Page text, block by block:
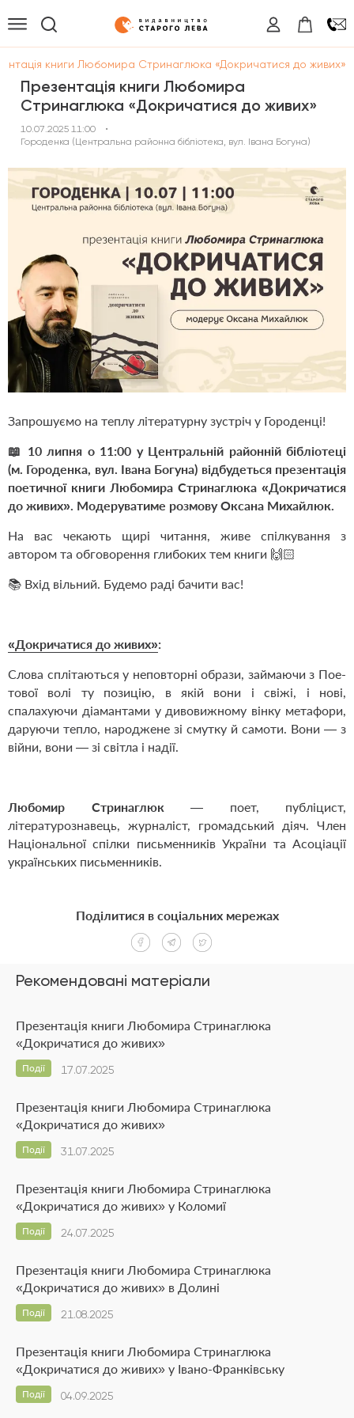
книги Любомира Стринаглюка «Докричатися до живих»
Презентація книги Любомира
Стринаглюка «Докричатися до живих»
10.07.2025 11:00
•
Городенка (Центральна районна бібліотека, вул. Івана Богуна)
Запрошуємо на теплу літературну зустріч у Городенці!
📖 10 липня о 11:00 у Центральній районній бібліотеці
(м. Городенка, вул. Івана Богуна) відбудеться презентація
поетичної книги Любомира Стринаглюка «Докричатися
до живих». Модеруватиме розмову Оксана Михайлюк.
На вас чекають щирі читання, живе спілкування з
автором та обговорення глибоких тем книги 🙌🏻
📚 Вхід вільний. Будемо раді бачити вас!
«Докричатися до живих»:
Слова сплітаються у неповторні образи, займаючи з Пое­
тової волі ту позицію, в якій вони і свіжі, і нові,
спалахуючи діамантами у дивовижному вінку метафори,
даруючи тепло, народжене зі смутку й самоти. Вони — з
війни, вони — зі світла і надії.
Любомир Стринаглюк — поет, публіцист,
літературознавець, журналіст, громадський діяч. Член
Національної спілки письменників України та Асоціації
українських письменників.
Рекомендовані матеріали
Презентація книги Любомира Стринаглюка
«Докричатися до живих»
17.07.2025
Події
Презентація книги Любомира Стринаглюка
«Докричатися до живих»
31.07.2025
Події
Презентація книги Любомира Стринаглюка
«Докричатися до живих» у Коломиї
24.07.2025
Події
Презентація книги Любомира Стринаглюка
«Докричатися до живих» в Долині
21.08.2025
Події
Презентація книги Любомира Стринаглюка
«Докричатися до живих» у Івано-Франківську
04.09.2025
Події
Поділитися в соціальних мережах